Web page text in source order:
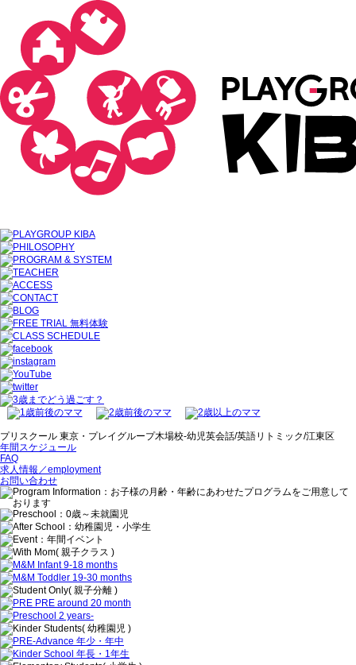
プリスクール 東京・プレイグループ木場校-幼児英会話/英語リトミック/江東区
年間スケジュール
FAQ
求人情報／employment
お問い合わせ